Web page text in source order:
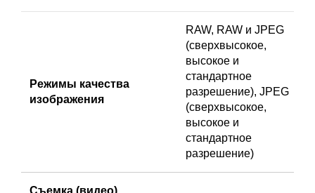
Режимы качества
изображения
RAW, RAW и JPEG
(сверхвысокое,
высокое и
стандартное
разрешение), JPEG
(сверхвысокое,
высокое и
стандартное
разрешение)